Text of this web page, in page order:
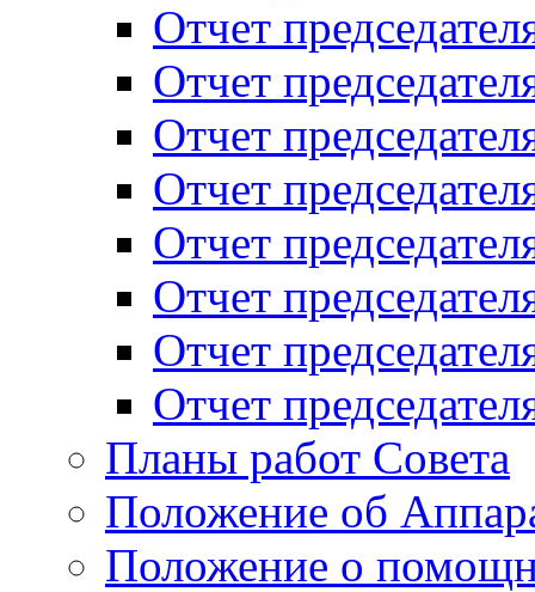
Отчет
Отчет
Отчет
Отчет
Отчет
Отчет
Отчет
Отчет
Планы работ Совета
Положение об
Положение о